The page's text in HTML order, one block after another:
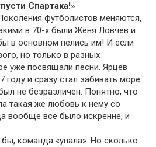
Спартака!»
футболистов меняются,
в 70-х были Женя Ловчев и
в основном пелись им! И если
но только в разных
уже посвящали песни. Ярцев
году и сразу стал забивать море
не безразличен. Понятно, что
такая же любовь к нему со
вообще все было искренне, и
команда «упала». Но сколько